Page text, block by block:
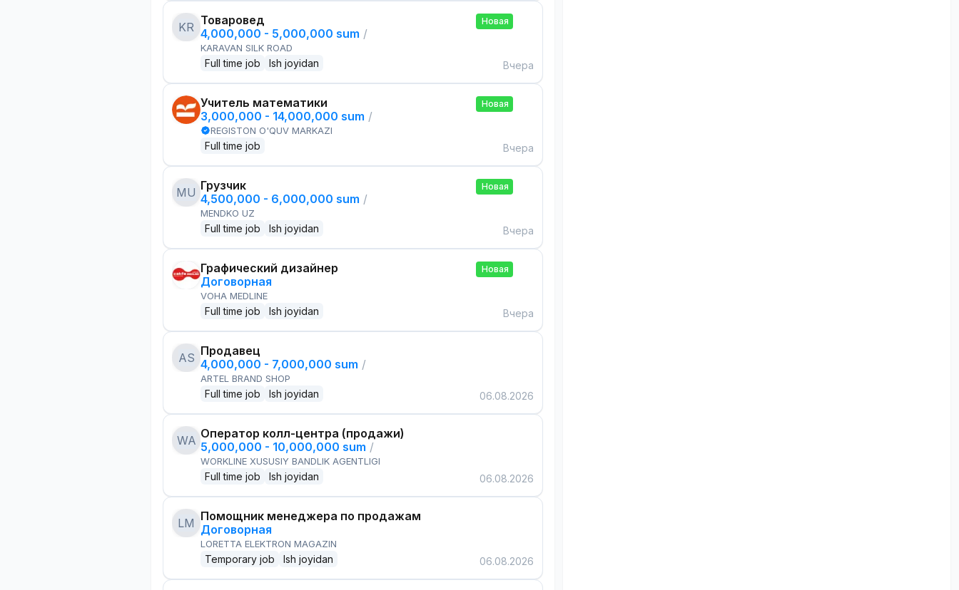
KR Товаровед
4,000,000 - 5,000,000 sum /
KARAVAN SILK ROAD
Full time job Ish joyidan
Новая
Вчера
Учитель математики
3,000,000 - 14,000,000 sum /
REGISTON O'QUV MARKAZI
Full time job
Новая
Вчера
MU Грузчик
4,500,000 - 6,000,000 sum /
MENDKO UZ
Full time job Ish joyidan
Новая
Вчера
Графический дизайнер
Договорная
VOHA MEDLINE
Full time job Ish joyidan
Новая
Вчера
AS Продавец
4,000,000 - 7,000,000 sum /
ARTEL BRAND SHOP
Full time job Ish joyidan 06.08.2026
WA Оператор колл-центра (продажи)
5,000,000 - 10,000,000 sum /
WORKLINE XUSUSIY BANDLIK AGENTLIGI
Full time job Ish joyidan 06.08.2026
LM Помощник менеджера по продажам
Договорная
LORETTA ELEKTRON MAGAZIN
Temporary job Ish joyidan 06.08.2026